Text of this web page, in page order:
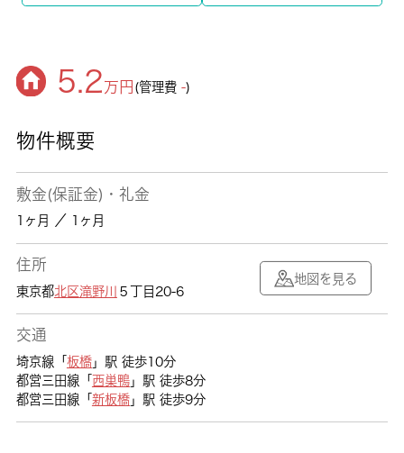
5.2万円 (管理費-)
物件概要
敷金(保証金)・礼金
1ヶ月 ／ 1ヶ月
住所
東京都北区滝野川 ５丁目20-6
地図を見る
交通
埼京線「 板橋」駅 徒歩10分
都営三田線「 西巣鴨」駅 徒歩8分
都営三田線「 新板橋」駅 徒歩9分